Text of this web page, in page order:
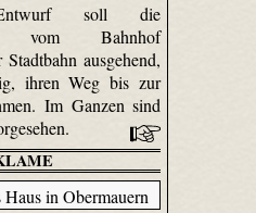
soll die
vom Bahnhof
ausgehend,
ihren Weg bis zur
Im Ganzen sind